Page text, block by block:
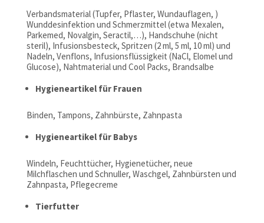
Verbandsmaterial (Tupfer, Pflaster, Wundauflagen, )
Wunddesinfektion und Schmerzmittel (etwa Mexalen,
Parkemed, Novalgin, Seractil,…), Handschuhe (nicht
steril), Infusionsbesteck, Spritzen (2 ml, 5 ml, 10 ml) und
Nadeln, Venflons, Infusionsflüssigkeit (NaCl, Elomel und
Glucose), Nahtmaterial und Cool Packs, Brandsalbe
Hygieneartikel für Frauen
Binden, Tampons, Zahnbürste, Zahnpasta
Hygieneartikel für Babys
Windeln, Feuchttücher, Hygienetücher, neue
Milchflaschen und Schnuller, Waschgel, Zahnbürsten und
Zahnpasta, Pflegecreme
Tierfutter